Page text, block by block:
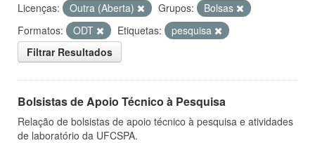
Licenças: Outra (Aberta) Grupos:
Bolsas
Formatos:
ODT Etiquetas:
pesquisa
Filtrar Resultados
Bolsistas de Apoio Técnico à Pesquisa
Relação de bolsistas de apoio técnico à pesquisa e atividades
de laboratório da UFCSPA.